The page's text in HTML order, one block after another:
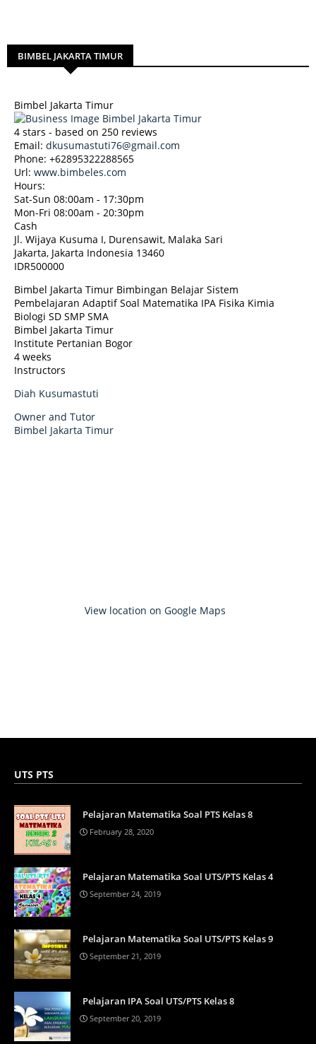
BIMBEL JAKARTA TIMUR
Bimbel Jakarta Timur
4 stars - based on 250 reviews
Email: dkusumastuti76@gmail.com
Phone: +62895322288565
Url: www.bimbeles.com
Hours:
Sat-Sun 08:00am - 17:30pm
Mon-Fri 08:00am - 20:30pm
Cash
Jl. Wijaya Kusuma I, Durensawit, Malaka Sari
Jakarta, Jakarta Indonesia 13460
IDR500000
Bimbel Jakarta Timur Bimbingan Belajar Sistem
Pembelajaran Adaptif Soal Matematika IPA Fisika Kimia
Biologi SD SMP SMA
Bimbel Jakarta Timur
Institute Pertanian Bogor
4 weeks
Instructors
Diah Kusumastuti
Owner and Tutor
Bimbel Jakarta Timur
View location on Google Maps
UTS PTS
Pelajaran Matematika Soal PTS Kelas 8
February 28, 2020
Pelajaran Matematika Soal UTS/PTS Kelas 4
September 24, 2019
Pelajaran Matematika Soal UTS/PTS Kelas 9
September 21, 2019
Pelajaran IPA Soal UTS/PTS Kelas 8
September 20, 2019